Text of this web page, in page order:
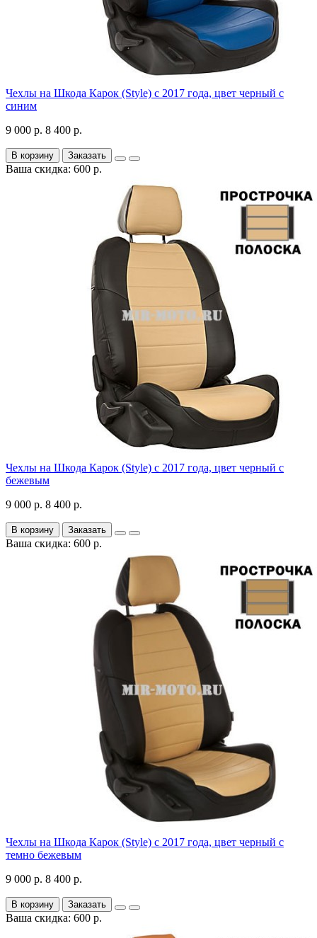
Чехлы на Шкода Карок (Style) с 2017 года, цвет черный с
синим
9 000 р. 8 400 р.
В корзину Заказать
Ваша скидка: 600 р.
Чехлы на Шкода Карок (Style) с 2017 года, цвет черный с
бежевым
9 000 р. 8 400 р.
В корзину Заказать
Ваша скидка: 600 р.
Чехлы на Шкода Карок (Style) с 2017 года, цвет черный с
темно бежевым
9 000 р. 8 400 р.
В корзину Заказать
Ваша скидка: 600 р.